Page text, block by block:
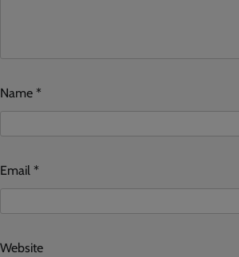
Name *
Email *
Website